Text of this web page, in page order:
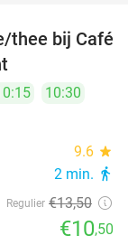
22%
thee bij Café
10:30
9.6 star
2 min. directions_walk
Regulier €13,50
€10,50